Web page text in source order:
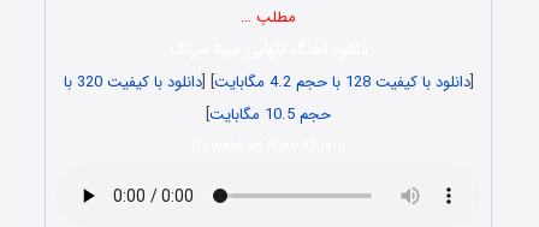
مطلب …
[دانلود با کیفیت 128 با حجم 4.2 مگابایت ] [
دانلود با کیفیت 320 با
حجم 10.5 مگابایت
]